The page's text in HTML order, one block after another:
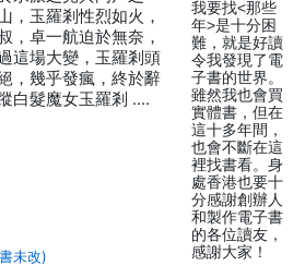
，玉羅剎性烈如火，
，卓一航迫於無奈，
這場大變，玉羅剎頭
，幾乎發瘋，終於辭
白髮魔女玉羅剎 ....
未改)
我要找<那些
年>是十分困
難，就是好讀
令我發現了電
子書的世界。
雖然我也會買
實體書，但在
這十多年間，
也會不斷在這
裡找書看。身
處香港也要十
分感謝創辦人
和製作電子書
的各位讀友，
感謝大家！